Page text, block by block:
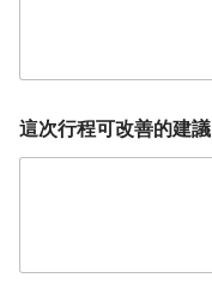
這次行程可改善的建議